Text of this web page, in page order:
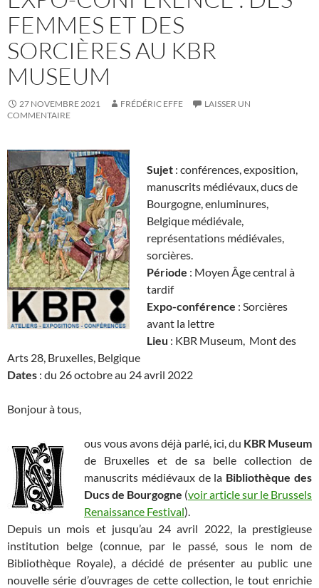
FEMMES ET DES
SORCIÈRES AU KBR
MUSEUM
27 NOVEMBRE 2021 FRÉDÉRIC EFFE
LAISSER UN
COMMENTAIRE
Sujet : conférences, exposition,
manuscrits médiévaux, ducs de
Bourgogne, enluminures,
Belgique médiévale,
représentations médiévales,
sorcières.
Période : Moyen Âge central à
tardif
Expo-conférence : Sorcières
avant la lettre
Lieu : KBR Museum, Mont des
Arts 28, Bruxelles, Belgique
Dates : du 26 octobre au 24 avril 2022
Bonjour à tous,
ous vous avons déjà parlé, ici, du KBR Museum
de Bruxelles et de sa belle collection de
manuscrits médiévaux de la Bibliothèque des
Ducs de Bourgogne (voir article sur le Brussels
Renaissance Festival).
Depuis un mois et jusqu’au 24 avril 2022, la prestigieuse
institution belge (connue, par le passé, sous le nom de
Bibliothèque Royale), a décidé de présenter au public une
nouvelle série d’ouvrages de cette collection, le tout enrichie